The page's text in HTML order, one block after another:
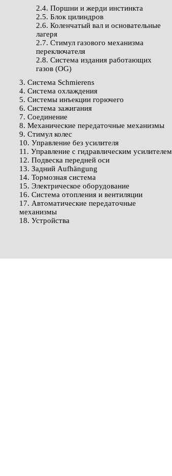
2.4. Поршни и жерди инстинкта
2.5. Блок цилиндров
2.6. Коленчатый вал и основательные
лагеря
2.7. Стимул газового механизма
переключателя
2.8. Система издания работающих
газов (OG)
3. Система Schmierens
4. Система охлаждения
5. Системы инъекции горючего
6. Система зажигания
7. Соединение
8. Механические передаточные механизмы
9. Стимул колес
10. Управление без усилителя
11. Управление с гидравлическим усилителем
12. Подвеска передней оси
13. Задний Aufhängung
14. Тормозная система
15. Электрическое оборудование
16. Система отопления и вентиляции
17. Автоматические передаточные
механизмы
18. Устройства